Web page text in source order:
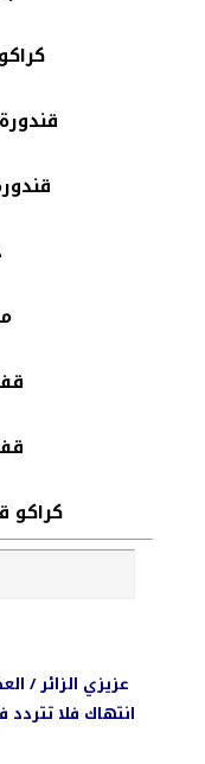
عزيزي الزائر /
انتهاك فلا